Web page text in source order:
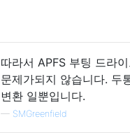
따라서 APFS 부팅 드라
문제가되지 않습니다. 두
변환 일뿐입니다.
— SMGreenfield